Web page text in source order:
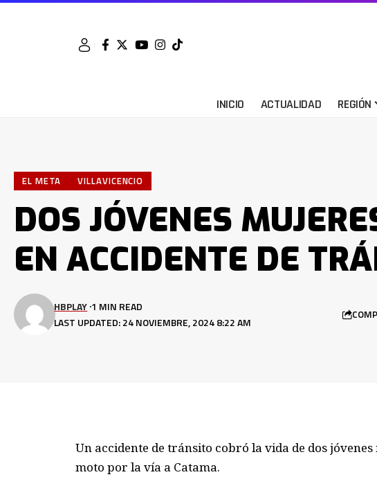
INICIO ACTUALIDAD REGIÓN
EL META VILLAVICENCIO
DOS JÓVENES
EN ACCIDENTE DE
LAST UPDATED: 24 NOVIEMBRE, 2024 8:22 AM
HBPLAY 1 MIN READ
Un accidente de tránsito cobró la vida de dos
moto por la vía a Catama.